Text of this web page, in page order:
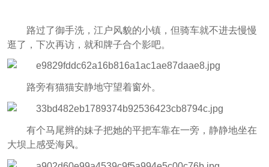
路过了御手洗，江户风貌的小镇，但骑车就不进去慢慢
逛了，下次再访，就和牌子合个影吧。
路旁有猫猫安静地守望着窗外。
有个马尾辫的妹子把她的平把车靠在一旁，静静地坐在
大坝上感受海风。